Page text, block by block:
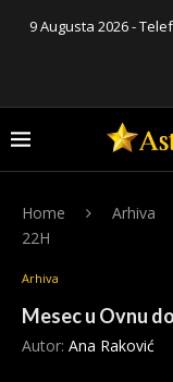
9 Augusta 2026 -
Home Arhiva
22H
Arhiva
Mesec u Ovnu
Autor: Ana Raković